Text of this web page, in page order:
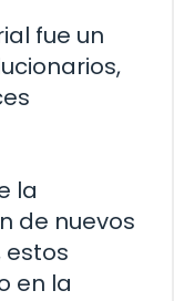
fue un
la
de nuevos
estos
en la